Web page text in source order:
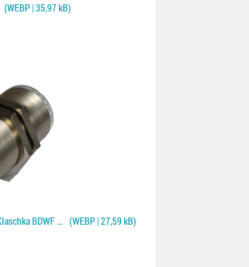
(WEBP | 35,97 kB)
Jednostranné kontaktní čidlo Klaschka BDWF pro NF plechy (WEBP | 27,59 kB)